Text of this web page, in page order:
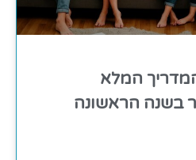
המדריך המלא
בשנה הראשונה